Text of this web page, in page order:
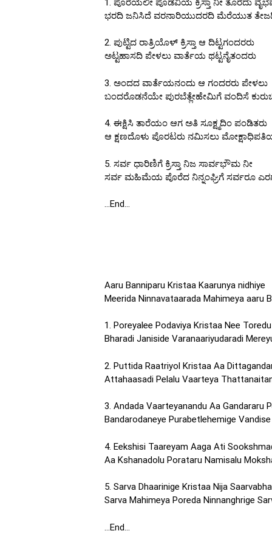
1. ಪೊರೆಯಲೀ ಪೊಡವಿಯ ಕ್ರಿಸ್ತಾ ನೀ ತೊರೆದು
ಭರದಿ ಜನಿಸಿದೆ ವರನಾರಿಯುದರದಿ ಮೆರೆಯುತ
2. ಪುಟ್ಟಿದ ರಾತ್ರಿಯೊಳ್ ಕ್ರಿಸ್ತಾ ಆ ದಿಟ್ಟಗಂದರರು
ಅಟ್ಟಹಾಸದಿ ಪೇಳಲು ವಾರ್ತೆಯ ಥಟ್ಟನೈತಂದರು
3. ಅಂದದ ವಾರ್ತೆಯನಂದು ಆ ಗಂದರರು ಪೇಳಲು
ಬಂದರೊಡನೆಯೇ ಪುರಬೆತ್ಲೇಹೇಮಿಗೆ ವಂದಿಸೆ
4. ಈಕ್ಷಿಸಿ ತಾರೆಯಂ ಆಗ ಅತಿ ಸೂಕ್ಷ್ಮದಿಂ ಪಂಡಿತರು
ಆ ಕ್ಷಣದೊಳು ಪೊರಟರು ನಮಿಸಲು
5. ಸರ್ವ ಧಾರಿಣಿಗೆ ಕ್ರಿಸ್ತಾ ನಿಜ ಸಾರ್ವಭೌಮ ನೀ
ಸರ್ವ ಮಹಿಮೆಯ ಪೊರೆದ ನಿನ್ನಂಘ್ರಿಗೆ ಸರ್ವರೂ
…End…
Aaru Banniparu Kristaa Kaarunya nidhiye
Meerida Ninnavataarada Mahimeya aaru
1. Poreyalee Podaviya Kristaa Nee
Bharadi Janiside Varanaariyudaradi
2. Puttida Raatriyol Kristaa Aa
Attahaasadi Pelalu Vaarteya
3. Andada Vaarteyanandu Aa Gandararu
Bandarodaneye Purabetlehemige
4. Eekshisi Taareyam Aaga Ati
Aa Kshanadolu Porataru Namisalu
5. Sarva Dhaarinige Kristaa Nija
Sarva Mahimeya Poreda Ninnanghrige
…End…